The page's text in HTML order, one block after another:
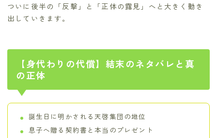
ついに後半の「反撃」と「正体の露見」へと大きく動き
出していきます。
【身代わりの代償】結末のネタバレと真
の正体
誕生日に明かされる天啓集団の地位
息子へ贈る契約書と本当のプレゼント